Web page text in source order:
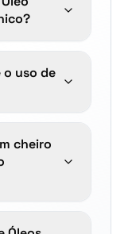
uso de
cheiro